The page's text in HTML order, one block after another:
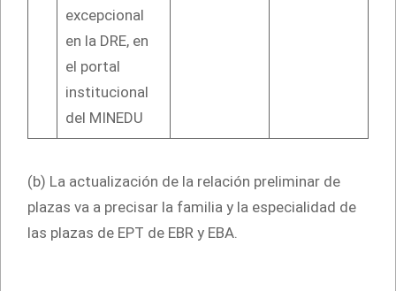
excepcional
en la DRE, en
el portal
institucional
del MINEDU
(b) La actualización de la relación preliminar de
plazas va a precisar la familia y la especialidad de
las plazas de EPT de EBR y EBA.